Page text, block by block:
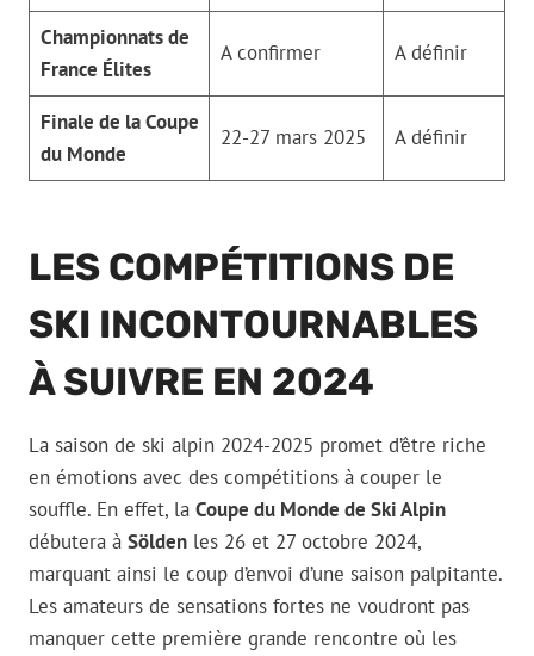
Championnats de
France Élites
A confirmer A définir
Finale de la Coupe
du Monde
22-27 mars 2025 A définir
LES COMPÉTITIONS DE
SKI INCONTOURNABLES
À SUIVRE EN 2024
La saison de ski alpin 2024-2025 promet d’être riche
en émotions avec des compétitions à couper le
souffle. En effet, la Coupe du Monde de Ski Alpin
débutera à Sölden les 26 et 27 octobre 2024,
marquant ainsi le coup d’envoi d’une saison palpitante.
Les amateurs de sensations fortes ne voudront pas
manquer cette première grande rencontre où les